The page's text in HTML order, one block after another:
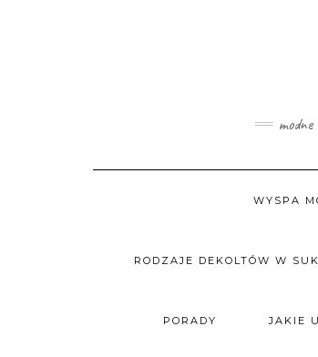
WYSPA
RODZAJE DEKOLTÓW W
PORADY JAKIE